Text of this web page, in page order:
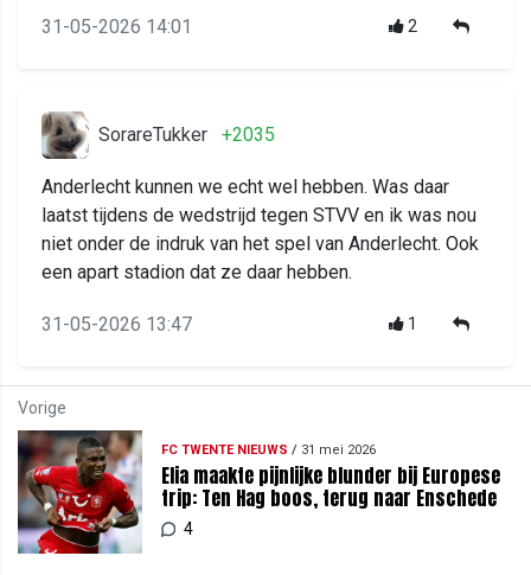
31-05-2026 14:01 2
SorareTukker +2035
Anderlecht kunnen we echt wel hebben. Was daar
laatst tijdens de wedstrijd tegen STVV en ik was nou
niet onder de indruk van het spel van Anderlecht. Ook
een apart stadion dat ze daar hebben.
31-05-2026 13:47 1
Vorige
FC TWENTE NIEUWS / 31 mei 2026
Elia maakte pijnlijke blunder bij Europese
trip: Ten Hag boos, terug naar Enschede
4